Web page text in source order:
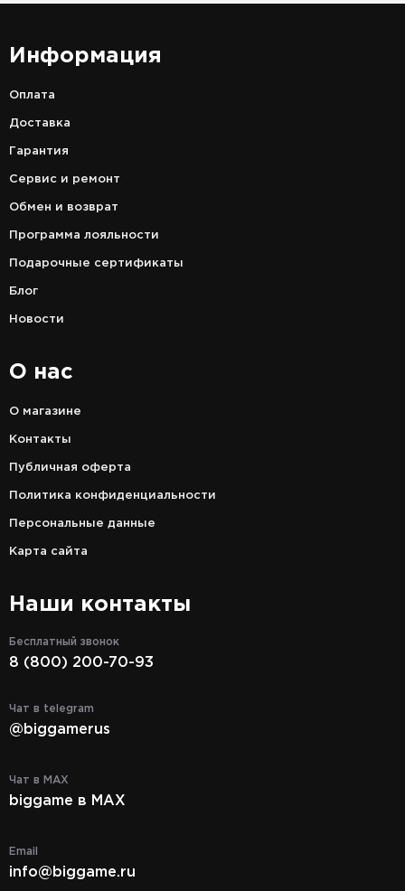
Информация
Оплата
Доставка
Гарантия
Сервис и ремонт
Обмен и возврат
Программа лояльности
Подарочные сертификаты
Блог
Новости
О нас
О магазине
Контакты
Публичная оферта
Политика конфиденциальности
Персональные данные
Карта сайта
Наши контакты
Бесплатный звонок
8 (800) 200-70-93
Чат в telegram
@biggamerus
Чат в MAX
biggame в MAX
Email
info@biggame.ru